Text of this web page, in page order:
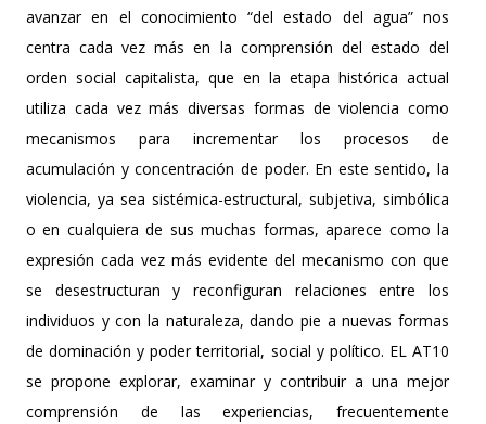
avanzar en el conocimiento “del estado del agua” nos
centra cada vez más en la comprensión del estado del
orden social capitalista, que en la etapa histórica actual
utiliza cada vez más diversas formas de violencia como
mecanismos para incrementar los procesos de
acumulación y concentración de poder. En este sentido, la
violencia, ya sea sistémica-estructural, subjetiva, simbólica
o en cualquiera de sus muchas formas, aparece como la
expresión cada vez más evidente del mecanismo con que
se desestructuran y reconfiguran relaciones entre los
individuos y con la naturaleza, dando pie a nuevas formas
de dominación y poder territorial, social y político. EL AT10
se propone explorar, examinar y contribuir a una mejor
comprensión de las experiencias, frecuentemente